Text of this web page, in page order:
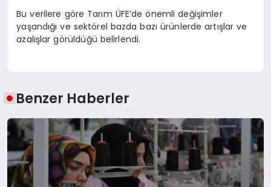
Bu verilere göre Tarım ÜFE’de önemli değişimler
yaşandığı ve sektörel bazda bazı ürünlerde artışlar ve
azalışlar görüldüğü belirlendi.
Benzer Haberler